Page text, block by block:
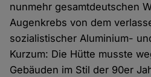
nunmehr gesamtdeutschen
Augenkrebs von dem
sozialistischer Aluminium-
Kurzum: Die Hütte musste
Gebäuden im Stil der 90er